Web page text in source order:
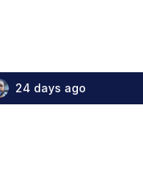
24 days ago